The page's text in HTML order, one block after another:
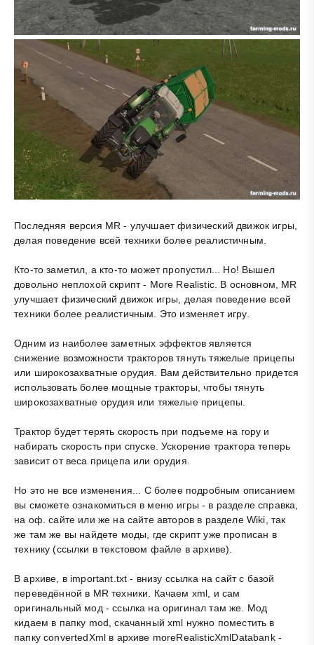
Последняя версия MR - улучшает физический движок игры,
делая поведение всей техники более реалистичным.
Кто-то заметил, а кто-то может пропустил... Но! Вышел
довольно неплохой скрипт - More Realistic. В основном, MR
улучшает физический движок игры, делая поведение всей
техники более реалистичным. Это изменяет игру.
Одним из наиболее заметных эффектов является
снижение возможности тракторов тянуть тяжелые прицепы
или широкозахватные орудия. Вам действительно придется
использовать более мощные тракторы, чтобы тянуть
широкозахватные орудия или тяжелые прицепы.
Трактор будет терять скорость при подъеме на гору и
набирать скорость при спуске. Ускорение трактора теперь
зависит от веса прицепа или орудия.
Но это не все изменения... С более подробным описанием
вы сможете ознакомиться в меню игры - в разделе справка,
на оф. сайте или же на сайте авторов в разделе Wiki, так
же там же вы найдете моды, где скрипт уже прописан в
технику (ссылки в текстовом файле в архиве).
В архиве, в important.txt - внизу ссылка на сайт с базой
переведённой в MR техники. Качаем xml, и сам
оригинальный мод - ссылка на оригинал там же. Мод
кидаем в папку mod, скачанный xml нужно поместить в
папку convertedXml в архиве moreRealisticXmlDatabank -